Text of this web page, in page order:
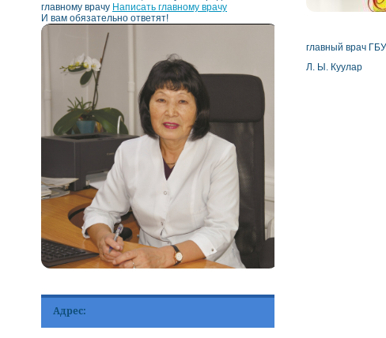
главному врачу Написать главному врачу
И вам обязательно ответят!
Адрес:
главный врач
Л. Ы. Куулар